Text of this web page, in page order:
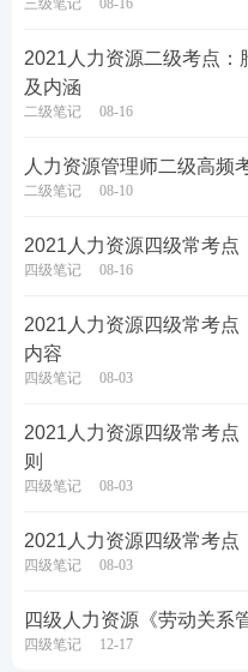
三级笔记 08-16
2021人力资源二级考点：
及内涵
二级笔记 08-16
人力资源管理师二级高频
二级笔记 08-10
2021人力资源四级常考点
四级笔记 08-16
2021人力资源四级常考点
内容
四级笔记 08-03
2021人力资源四级常考
则
四级笔记 08-03
2021人力资源四级常考
四级笔记 08-03
四级人力资源《劳动关系
四级笔记 12-17